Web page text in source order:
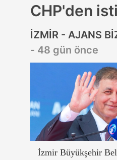
CHP'den
İZMİR - AJANS
- 48 gün önce
İzmir Büyükşehir